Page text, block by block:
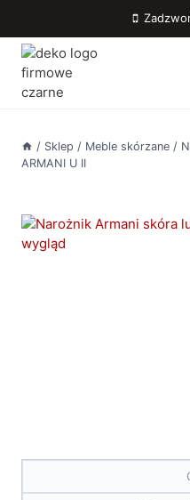
treści
/ Sklep / Meble skórzane /
ARMANI U II